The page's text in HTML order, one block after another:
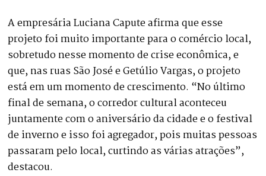
A empresária Luciana Capute afirma que esse
projeto foi muito importante para o comércio local,
sobretudo nesse momento de crise econômica, e
que, nas ruas São José e Getúlio Vargas, o projeto
está em um momento de crescimento. “No último
final de semana, o corredor cultural aconteceu
juntamente com o aniversário da cidade e o festival
de inverno e isso foi agregador, pois muitas pessoas
passaram pelo local, curtindo as várias atrações”,
destacou.